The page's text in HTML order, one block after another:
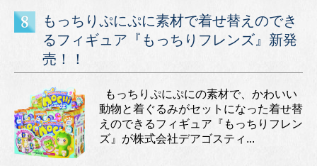
もっちりぷにぷに素材で着せ替えのでき
るフィギュア『もっちりフレンズ』新発
売！！
もっちりぷにぷにの素材で、かわいい
動物と着ぐるみがセットになった着せ替
えのできるフィギュア『もっちりフレン
ズ』が株式会社デアゴスティ...